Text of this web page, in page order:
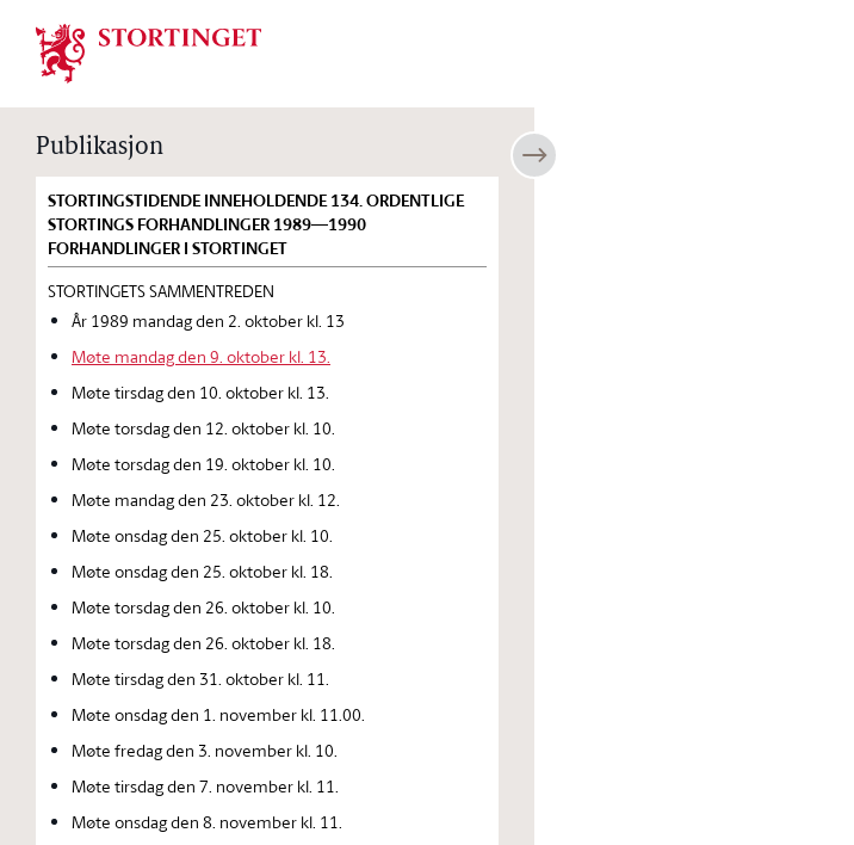
Stortinget.no
Publikasjon
STORTINGSTIDENDE INNEHOLDENDE 134. ORDENTLIGE
STORTINGS FORHANDLINGER 1989—1990
FORHANDLINGER I STORTINGET
STORTINGETS SAMMENTREDEN
År 1989 mandag den 2. oktober kl. 13
Møte mandag den 9. oktober kl. 13.
Møte tirsdag den 10. oktober kl. 13.
Møte torsdag den 12. oktober kl. 10.
Møte torsdag den 19. oktober kl. 10.
Møte mandag den 23. oktober kl. 12.
Møte onsdag den 25. oktober kl. 10.
Møte onsdag den 25. oktober kl. 18.
Møte torsdag den 26. oktober kl. 10.
Møte torsdag den 26. oktober kl. 18.
Møte tirsdag den 31. oktober kl. 11.
Møte onsdag den 1. november kl. 11.00.
Møte fredag den 3. november kl. 10.
Møte tirsdag den 7. november kl. 11.
Møte onsdag den 8. november kl. 11.